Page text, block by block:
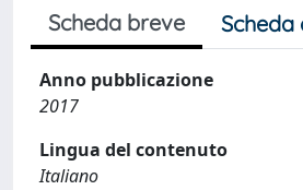
Scheda breve
Anno pubblicazione
2017
Lingua del contenuto
Italiano